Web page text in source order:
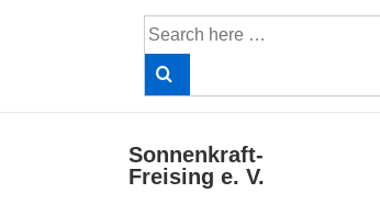
Search
for:
Sonnenkraft-
Freising e. V.